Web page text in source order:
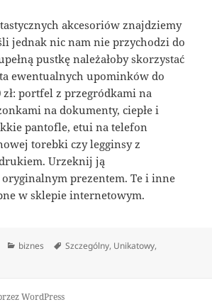
akcesoriów znajdziemy
jednak nic nam nie przychodzi do
pustkę należałoby skorzystać
ewentualnych upominków do
portfel z przegródkami na
na dokumenty, ciepłe i
pantofle, etui na telefon
torebki czy legginsy z
Urzeknij ją
prezentem. Te i inne
w sklepie internetowym.
Kategorie
biznes Tagi
Szczególny, Unikatowy,
WordPress